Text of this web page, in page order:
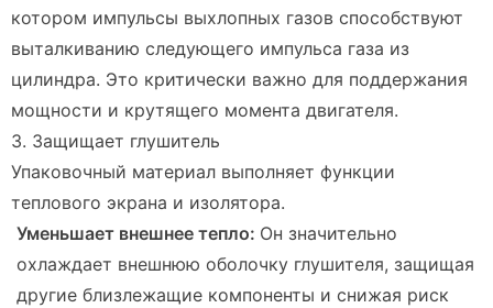
котором импульсы выхлопных газов способствуют
выталкиванию следующего импульса газа из
цилиндра. Это критически важно для поддержания
мощности и крутящего момента двигателя.
3. Защищает глушитель
Упаковочный материал выполняет функции
теплового экрана и изолятора.
Уменьшает внешнее тепло: Он значительно
охлаждает внешнюю оболочку глушителя, защищая
другие близлежащие компоненты и снижая риск